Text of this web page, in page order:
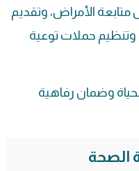
الأمراض، وتقديم
وتنظيم حملات توعية
وضمان رفاهية
الصحة